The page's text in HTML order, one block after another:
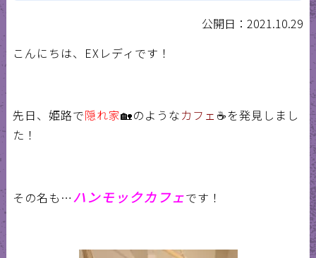
公開日：2021.10.29
こんにちは、EXレディです！
先日、姫路で隠れ家🏡のようなカフェ ☕を発見しまし
た！
その名も…ハンモックカフェです！